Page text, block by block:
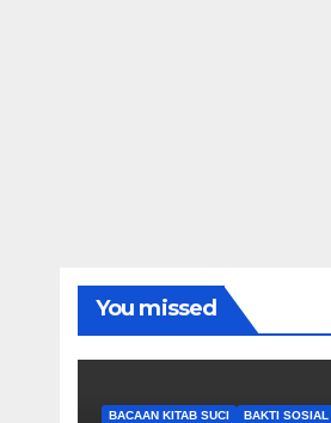
You missed
BACAAN KITAB SUCI BAKTI SOSIAL